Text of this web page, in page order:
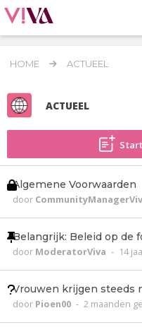
HOME ACTUEEL
ACTUEEL
Algemene Voorwaarden
door
Belangrijk: Beleid op de
door ModeratorViva - 14
Vrouwen krijgen steeds
door Pioen00 - 2 maanden